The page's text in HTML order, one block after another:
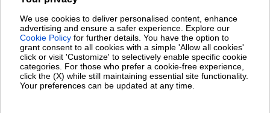
We use cookies to deliver personalised content, enhance
advertising and ensure a safer experience. Explore our
Cookie Policy for further details. You have the option to
grant consent to all cookies with a simple 'Allow all cookies'
click or visit 'Customize' to selectively enable specific cookie
categories. For those who prefer a cookie-free experience,
click the (X) while still maintaining essential site functionality.
Your preferences can be updated at any time.
Eficiencia energética